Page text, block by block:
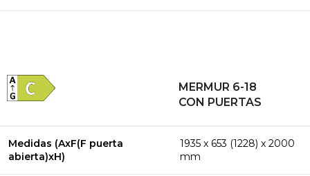
MERMUR 6-18
CON PUERTAS
Medidas (AxF(F puerta
abierta)xH)
1935 x 653 (1228) x 2000
mm